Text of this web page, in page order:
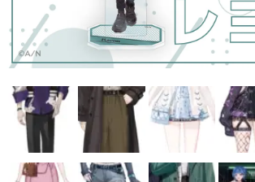
その他
電ファミニコゲーマーとは？
運営：株式会社マレ